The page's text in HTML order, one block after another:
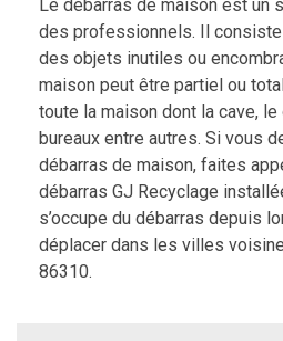
Le débarras de maison est un
des professionnels. Il
des objets inutiles ou
maison peut être partiel ou
toute la maison dont la cave, le
bureaux entre autres. Si vous
débarras de maison, faites
débarras GJ Recyclage
s’occupe du débarras depuis
déplacer dans les villes
86310.